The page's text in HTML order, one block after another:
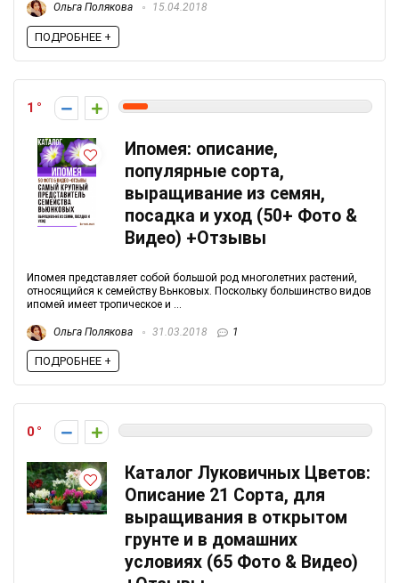
Ольга Полякова 15.04.2018
ПОДРОБНЕЕ +
1
Ипомея: описание,
популярные сорта,
выращивание из семян,
посадка и уход (50+ Фото &
Видео) +Отзывы
Ипомея представляет собой большой род многолетних растений,
относящийся к семейству Вьнковых. Поскольку большинство видов
ипомей имеет тропическое и ...
Ольга Полякова 31.03.2018 1
ПОДРОБНЕЕ +
0
Каталог Луковичных Цветов:
Описание 21 Сорта, для
выращивания в открытом
грунте и в домашних
условиях (65 Фото & Видео)